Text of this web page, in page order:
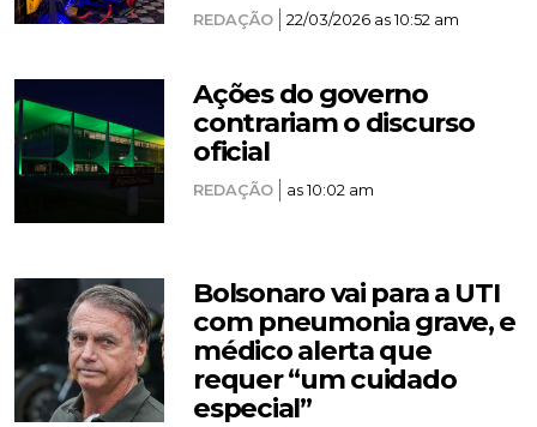
REDAÇÃO 22/03/2026 as 10:52 am
Ações do governo
contrariam o discurso
oficial
REDAÇÃO as 10:02 am
Bolsonaro vai para a UTI
com pneumonia grave, e
médico alerta que
requer “um cuidado
especial”